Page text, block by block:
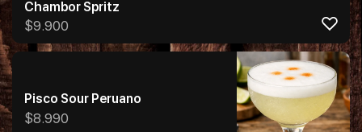
Chambor Spritz
$9.900
Pisco Sour Peruano
$8.990